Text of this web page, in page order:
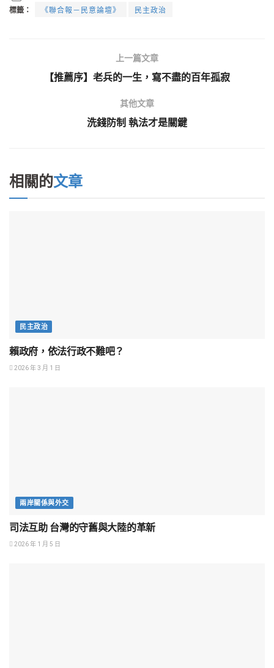
標籤： 《聯合報－民意論壇》 民主政治
上一篇文章
【推薦序】老兵的一生，寫不盡的百年孤寂
其他文章
洗錢防制 執法才是關鍵
相關的文章
民主政治
賴政府，依法行政不難吧？
2026 年 3 月 1 日
兩岸關係與外交
司法互助 台灣的守舊與大陸的革新
2026 年 1 月 5 日